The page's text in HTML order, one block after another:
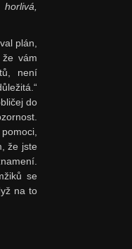
horlivá,
plán,
vám
není
do
že jste
se
na to